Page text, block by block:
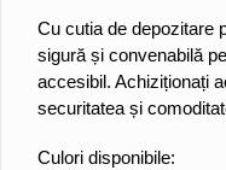
Cu cutia de depozitare
sigură și convenabilă
accesibil. Achiziționați
securitatea și
Culori disponibile: